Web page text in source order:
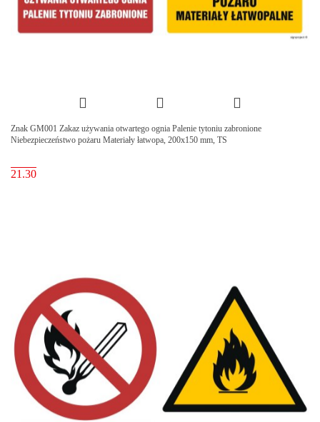
Znak GM001 Zakaz używania otwartego ognia Palenie tytoniu zabronione
Niebezpieczeństwo pożaru Materiały łatwopa, 200x150 mm, TS
21.30